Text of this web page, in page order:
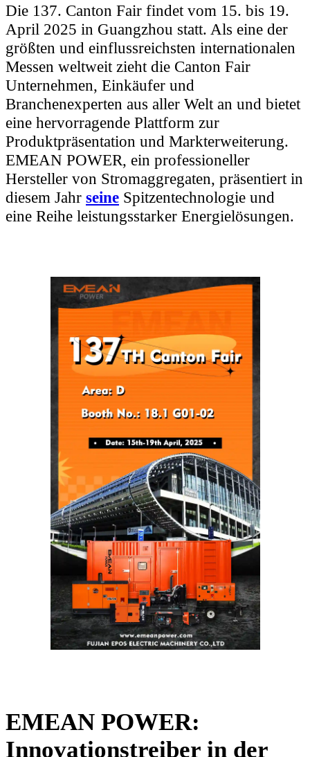
Die 137. Canton Fair findet vom 15. bis 19.
April 2025 in Guangzhou statt. Als eine der
größten und einflussreichsten internationalen
Messen weltweit zieht die Canton Fair
Unternehmen, Einkäufer und
Branchenexperten aus aller Welt an und bietet
eine hervorragende Plattform zur
Produktpräsentation und Markterweiterung.
EMEAN POWER, ein professioneller
Hersteller von Stromaggregaten, präsentiert in
diesem Jahr seine Spitzentechnologie und
eine Reihe leistungsstarker Energielösungen.
EMEAN POWER:
Innovationstreiber in der